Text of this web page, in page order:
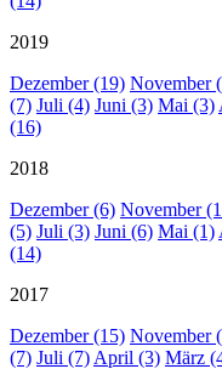
2019
Dezember (19) November
(7) Juli (4) Juni (3) Mai (3)
(16)
2018
Dezember (6) November
(5) Juli (3) Juni (6) Mai (1)
(14)
2017
Dezember (15) November
(7) Juli (7) April (3) März